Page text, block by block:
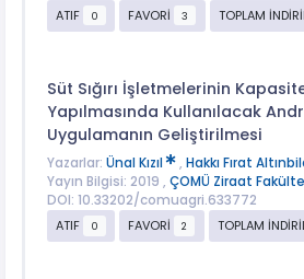
ATIF
0 FAVORİ 3 TOPLAM
Süt Sığırı İşletmelerinin
Yapılmasında Kullanılacak
Uygulamanın Geliştirilmesi
Yazarlar: Ünal Kızıl , Hakkı Fırat
Yayın Bilgisi: 2019 , ÇOMÜ Ziraat
DOI: 10.33202/comuagri.633772
ATIF
0 FAVORİ 2 TOPLAM